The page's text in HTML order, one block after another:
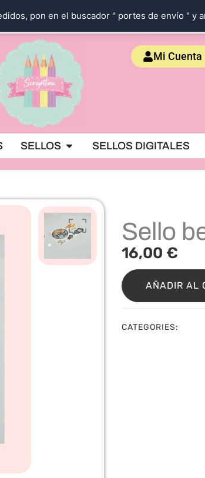
pon en el buscador " portes de envío " y
Mi Cuenta
SELLOS Abrir SELLOSSELLOS DIGITALES
Sello
16,00 €
Sello
be
afraid
Club
AÑADIR AL
CATEGORIES: